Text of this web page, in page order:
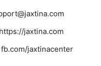
jaxtina.com
fb.com/jaxtinacenter